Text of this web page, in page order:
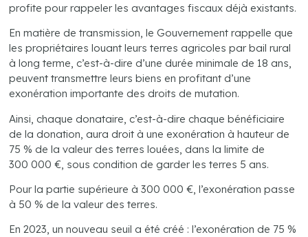
profite pour rappeler les avantages fiscaux déjà existants.
En matière de transmission, le Gouvernement rappelle que
les propriétaires louant leurs terres agricoles par bail rural
à long terme, c’est-à-dire d’une durée minimale de 18 ans,
peuvent transmettre leurs biens en profitant d’une
exonération importante des droits de mutation.
Ainsi, chaque donataire, c’est-à-dire chaque bénéficiaire
de la donation, aura droit à une exonération à hauteur de
75 % de la valeur des terres louées, dans la limite de
300 000 €, sous condition de garder les terres 5 ans.
Pour la partie supérieure à 300 000 €, l’exonération passe
à 50 % de la valeur des terres.
En 2023, un nouveau seuil a été créé : l’exonération de 75 %